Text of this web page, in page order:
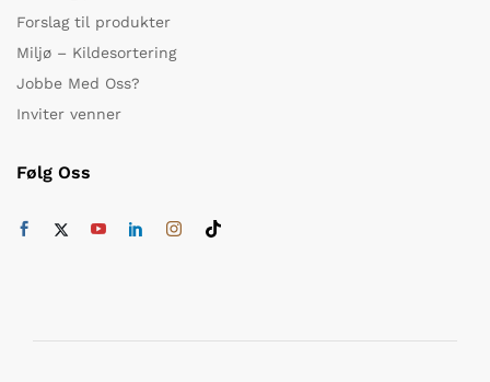
Forslag til produkter
Miljø – Kildesortering
Jobbe Med Oss?
Inviter venner
Følg Oss